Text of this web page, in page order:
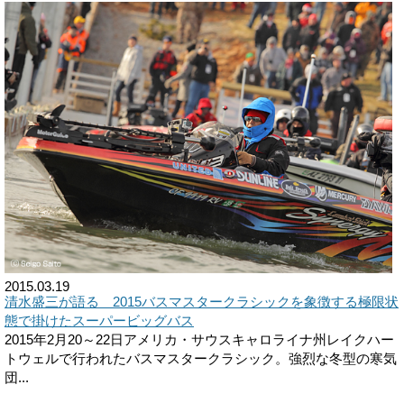
2015.03.19
清水盛三が語る 2015バスマスタークラシックを象徴する極限状
態で掛けたスーパービッグバス
2015年2月20～22日アメリカ・サウスキャロライナ州レイクハー
トウェルで行われたバスマスタークラシック。強烈な冬型の寒気
団...